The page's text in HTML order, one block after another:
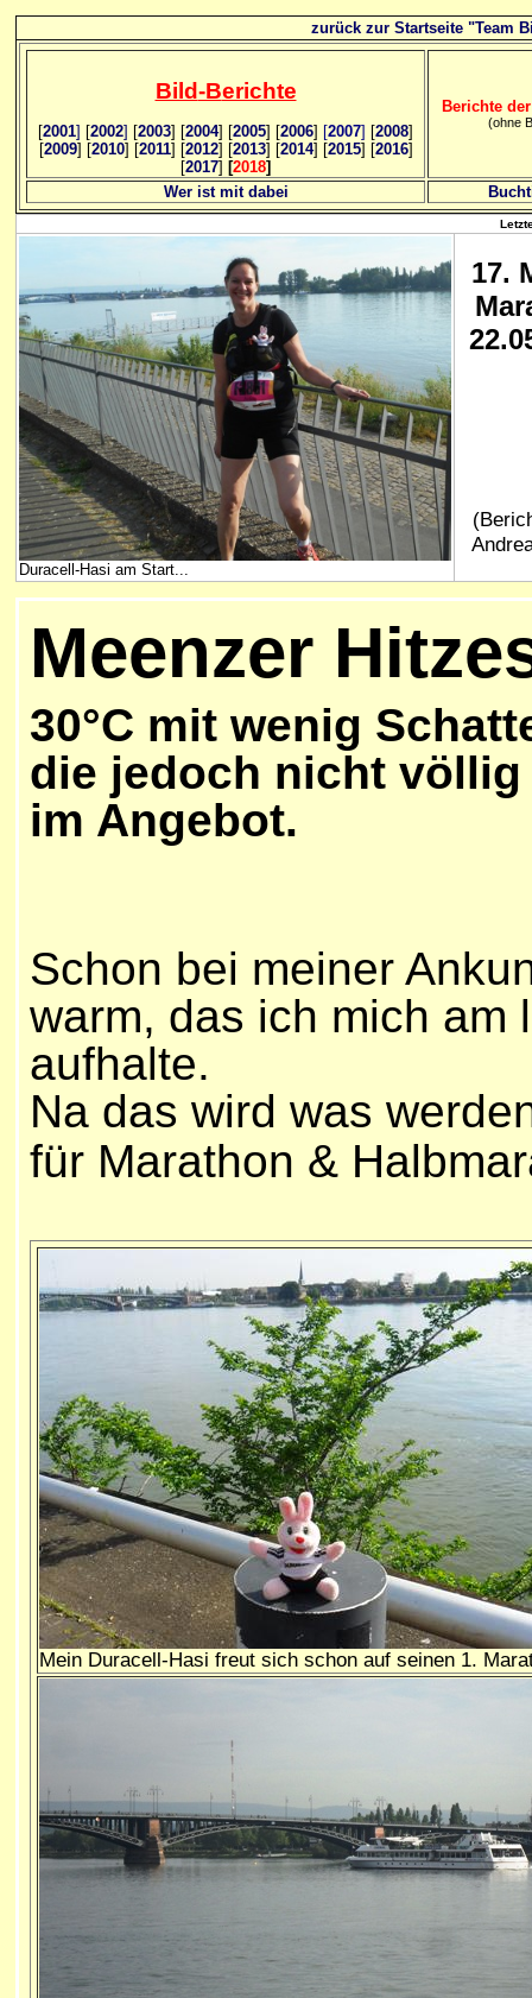
zurück zur Startseite "Team
Bild-Berichte
[2001] [2002] [2003] [2004] [2005] [2006] [2007] [2008]
[2009] [2010] [2011] [2012] [2013] [2014] [2015] [2016]
[2017] [2018]
Berichte
(ohne
Wer ist mit dabei
Duracell-Hasi am Start...
17.
Meenzer
30°C mit wenig
die jedoch nicht
im Angebot.
Schon bei meiner
warm, das ich mich am
aufhalte.
Na das wird was
für Marathon &
Mein Duracell-Hasi freut sich schon auf seinen 1.